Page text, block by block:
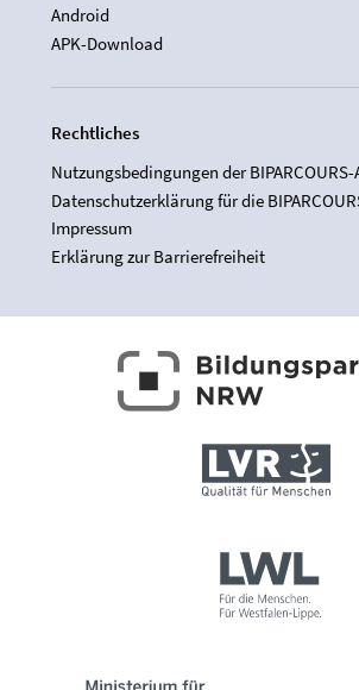
Android
APK-Download
Rechtliches
Nutzungsbedingungen der BIPARCOURS-
Datenschutzerklärung für die
Impressum
Erklärung zur Barrierefreiheit